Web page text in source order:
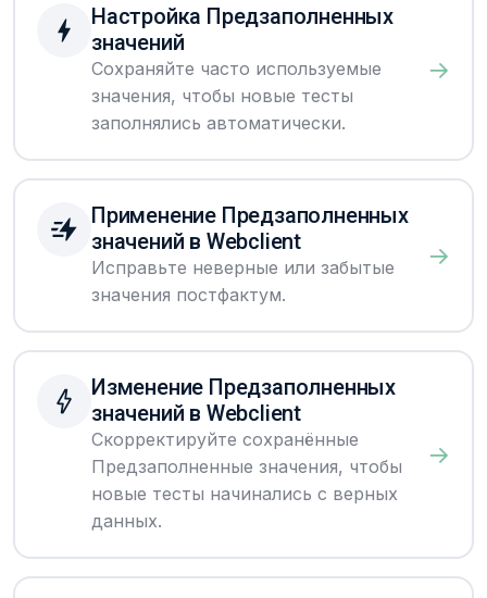
Настройка Предзаполненных
значений
Сохраняйте часто используемые
значения, чтобы новые тесты
заполнялись автоматически.
→
Применение Предзаполненных
значений в Webclient
Исправьте неверные или забытые
значения постфактум.
→
Изменение Предзаполненных
значений в Webclient
Скорректируйте сохранённые
Предзаполненные значения, чтобы
новые тесты начинались с верных
данных.
→